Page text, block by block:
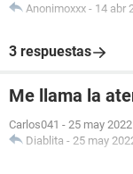
Anonimoxxx - 14 abr
3 respuestas
Me llama la
Carlos041 - 25 may
Diablita - 25 may